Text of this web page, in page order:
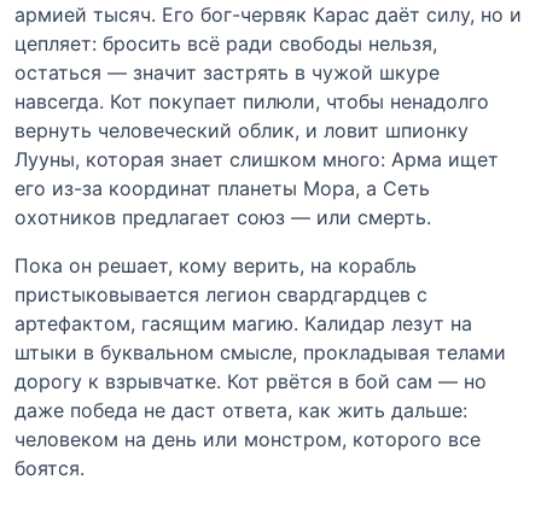
армией тысяч. Его бог-червяк Карас даёт силу, но и
цепляет: бросить всё ради свободы нельзя,
остаться — значит застрять в чужой шкуре
навсегда. Кот покупает пилюли, чтобы ненадолго
вернуть человеческий облик, и ловит шпионку
Лууны, которая знает слишком много: Арма ищет
его из-за координат планеты Мора, а Сеть
охотников предлагает союз — или смерть.
Пока он решает, кому верить, на корабль
пристыковывается легион свардгардцев с
артефактом, гасящим магию. Калидар лезут на
штыки в буквальном смысле, прокладывая телами
дорогу к взрывчатке. Кот рвётся в бой сам — но
даже победа не даст ответа, как жить дальше:
человеком на день или монстром, которого все
боятся.